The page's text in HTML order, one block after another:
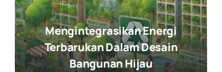
Mengintegrasikan Energi
Terbarukan Dalam Desain
Bangunan Hijau